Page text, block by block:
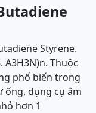
Styrene.
A3H3N)n. Thuộc
phổ biến trong
ống, dụng cụ âm
hơn 1